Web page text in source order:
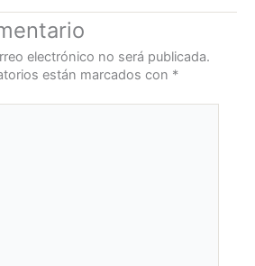
a
g
r
a
m
electrónico no será publicada.
están marcados con *